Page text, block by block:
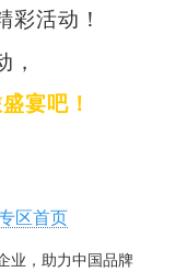
彩活动！
，
宴吧 ！
区首页
业，助力中国品牌